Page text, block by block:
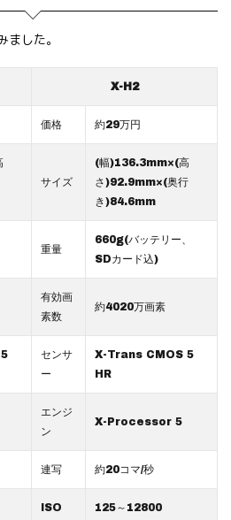
した。
X-H2
価格 約29万円
サイズ
(幅)136.3mm×(高
さ)92.9mm×(奥行
き)84.6mm
重量
660g(バッテリー、
SDカード込)
有効画
素数
約4020万画素
センサ
ー
X-Trans CMOS 5
HR
エンジ
ン
X-Processor 5
連写 約20コマ/秒
ISO 125～12800